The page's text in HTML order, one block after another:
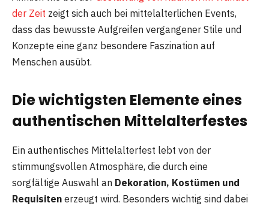
der Zeit zeigt sich auch bei mittelalterlichen Events,
dass das bewusste Aufgreifen vergangener Stile und
Konzepte eine ganz besondere Faszination auf
Menschen ausübt.
Die wichtigsten Elemente eines
authentischen Mittelalterfestes
Ein authentisches Mittelalterfest lebt von der
stimmungsvollen Atmosphäre, die durch eine
sorgfältige Auswahl an Dekoration, Kostümen und
Requisiten erzeugt wird. Besonders wichtig sind dabei